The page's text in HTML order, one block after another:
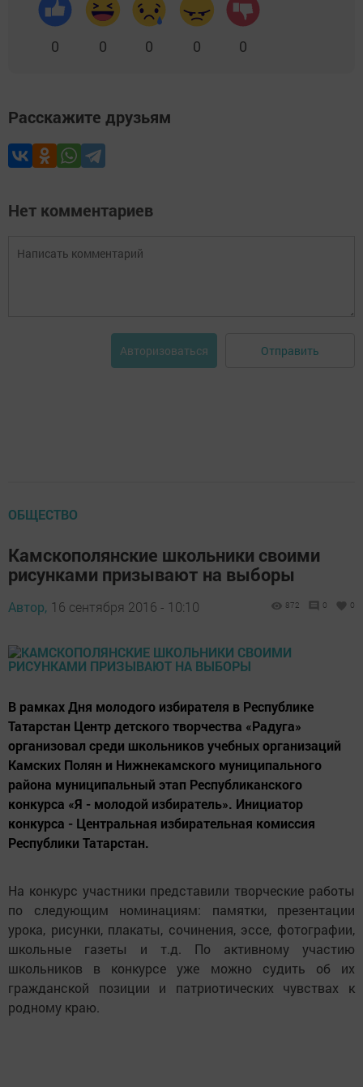
0 0 0 0 0
Расскажите друзьям
Нет комментариев
Авторизоваться Отправить
ОБЩЕСТВО
Камскополянские школьники своими
рисунками призывают на выборы
Автор, 16 сентября 2016 - 10:10 872 0 0
В рамках Дня молодого избирателя в Республике
Татарстан Центр детского творчества «Радуга»
организовал среди школьников учебных организаций
Камских Полян и Нижнекамского муниципального
района муниципальный этап Республиканского
конкурса «Я - молодой избиратель». Инициатор
конкурса - Центральная избирательная комиссия
Республики Татарстан.
На конкурс участники представили творческие работы
по следующим номинациям: памятки, презентации
урока, рисунки, плакаты, сочинения, эссе, фотографии,
школьные газеты и т.д. По активному участию
школьников в конкурсе уже можно судить об их
гражданской позиции и патриотических чувствах к
родному краю.